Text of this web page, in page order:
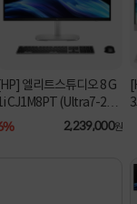
[HP] 엘리트스튜디오 8 G
CJ1M8PT (Ultra7-26
5/8GB/512GB/Win11Pr
2,239,000원